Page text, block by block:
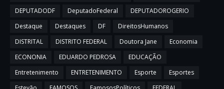
DEPUTADODF
DeputadoFederal
DEPUTADOROGERIO
Destaque
Destaques DF
DireitosHumanos
DISTRITAL
DISTRITO FEDERAL Doutora Jane
Economia
ECONONIA
EDUARDO PEDROSA
EDUCAÇÃO
Entretenimento
ENTRETENIMENTO Esporte
Esportes